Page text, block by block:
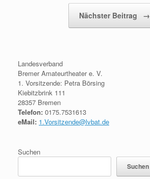
Nächster Beitrag →
Landesverband
Bremer Amateurtheater e. V.
1. Vorsitzende: Petra Börsing
Kiebitzbrink 111
28357 Bremen
Telefon: 0175.7531613
eMail: 1.Vorsitzende@lvbat.de
Suchen
Suchen